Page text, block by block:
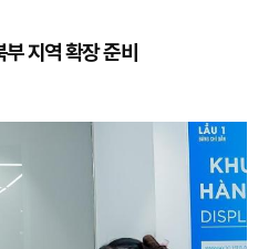
지역 확장 준비